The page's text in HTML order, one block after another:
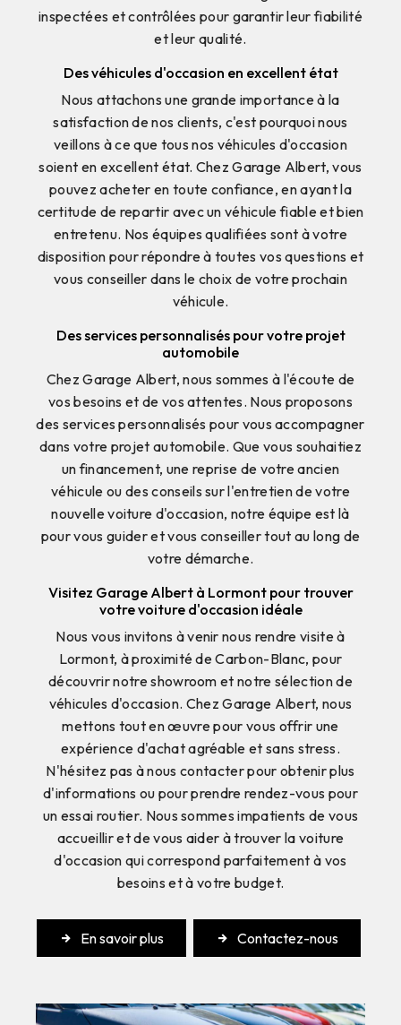
inspectées et contrôlées pour garantir leur fiabilité
et leur qualité.
Des véhicules d'occasion en excellent état
Nous attachons une grande importance à la
satisfaction de nos clients, c'est pourquoi nous
veillons à ce que tous nos véhicules d'occasion
soient en excellent état. Chez Garage Albert, vous
pouvez acheter en toute confiance, en ayant la
certitude de repartir avec un véhicule fiable et bien
entretenu. Nos équipes qualifiées sont à votre
disposition pour répondre à toutes vos questions et
vous conseiller dans le choix de votre prochain
véhicule.
Des services personnalisés pour votre projet
automobile
Chez Garage Albert, nous sommes à l'écoute de
vos besoins et de vos attentes. Nous proposons
des services personnalisés pour vous accompagner
dans votre projet automobile. Que vous souhaitiez
un financement, une reprise de votre ancien
véhicule ou des conseils sur l'entretien de votre
nouvelle voiture d'occasion, notre équipe est là
pour vous guider et vous conseiller tout au long de
votre démarche.
Visitez Garage Albert à Lormont pour trouver
votre voiture d'occasion idéale
Nous vous invitons à venir nous rendre visite à
Lormont, à proximité de Carbon-Blanc, pour
découvrir notre showroom et notre sélection de
véhicules d'occasion. Chez Garage Albert, nous
mettons tout en œuvre pour vous offrir une
expérience d'achat agréable et sans stress.
N'hésitez pas à nous contacter pour obtenir plus
d'informations ou pour prendre rendez-vous pour
un essai routier. Nous sommes impatients de vous
accueillir et de vous aider à trouver la voiture
d'occasion qui correspond parfaitement à vos
besoins et à votre budget.
En savoir plus Contactez-nous